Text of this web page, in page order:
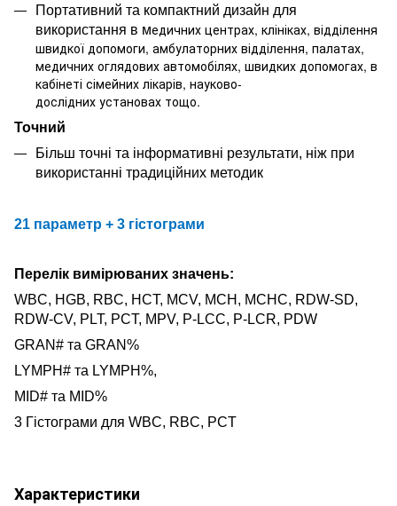
Портативний та компактний дизайн для
використання в медичних центрах, клініках, відділення
швидкої допомоги, амбулаторних відділення, палатах,
медичних оглядових автомобілях, швидких допомогах, в
кабінеті сімейних лікарів, науково-
дослідних установах тощо.
Точний
Більш точні та інформативні результати, ніж при
використанні традиційних методик
21 параметр + 3 гістограми
Перелік вимірюваних значень:
WBC, HGB, RBC, HCT, MCV, MCH, MCHC, RDW-SD,
RDW-CV, PLT, PCT, MPV, P-LCC, P-LCR, PDW
GRAN# та GRAN%
LYMPH# та LYMPH%,
MID# та MID%
3 Гістограми для WBC, RBC, PCT
Характеристики